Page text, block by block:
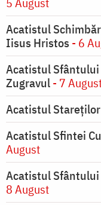
Acatistul
Iisus Hristos - 6
Acatistul Sfântului
Zugravul- 7
Acatistul
Acatistul Sfintei
August
Acatistul
8 August